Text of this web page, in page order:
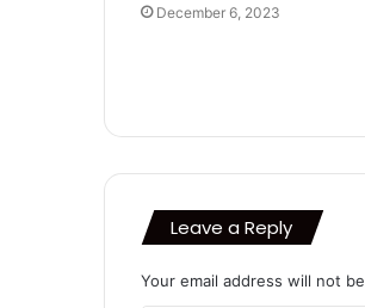
December 6, 2023
Leave a Reply
Your email address will not